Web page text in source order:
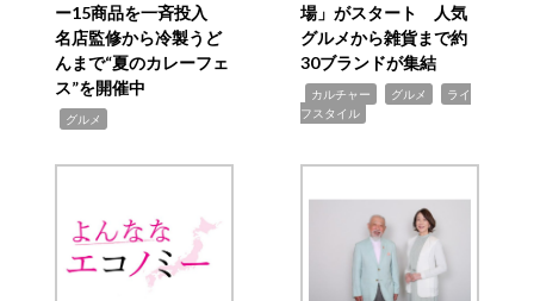
ー15商品を一斉投入
名店監修から冷製うど
んまで“夏のカレーフェ
ス”を開催中
グルメ
場」がスタート 人気
グルメから雑貨まで約
30ブランドが集結
カルチャー グルメ
ライ
フスタイル